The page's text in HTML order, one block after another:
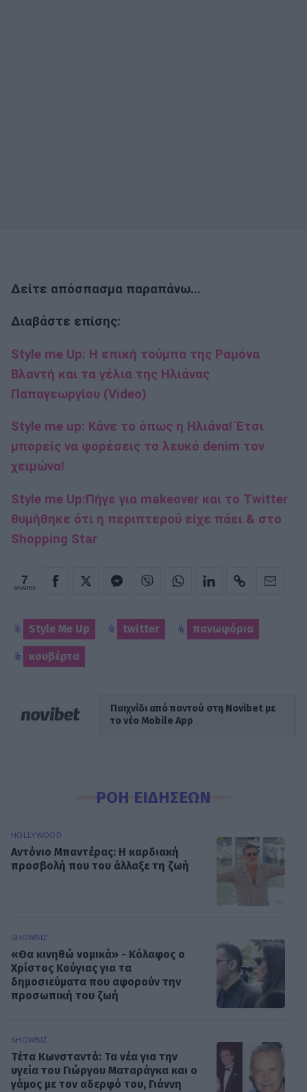
Δείτε απόσπασμα παραπάνω...
Διαβάστε επίσης:
Style me Up: Η επική τούμπα της Ραμόνα
Βλαντή και τα γέλια της Ηλιάνας
Παπαγεωργίου (Video)
Style me up: Κάνε το όπως η Ηλιάνα! Έτσι
μπορείς να φορέσεις το λευκό denim τον
χειμώνα!
Style me Up:Πήγε για makeover και το Twitter
θυμήθηκε ότι η περιπτερού είχε πάει & στο
Shopping Star
7
SHARES
Style Me Up twitter πανωφόρια
κουβέρτα
Παιχνίδι από παντού στη Novibet με
το νέο Mobile App
ΡΟΗ ΕΙΔΗΣΕΩΝ
HOLLYWOOD
Αντόνιο Μπαντέρας: Η καρδιακή
προσβολή που του άλλαξε τη ζωή
SHOWBIZ
«Θα κινηθώ νομικά» - Κόλαφος ο
Χρίστος Κούγιας για τα
δημοσιεύματα που αφορούν την
προσωπική του ζωή
SHOWBIZ
Τέτα Κωνσταντά: Τα νέα για την
υγεία του Γιώργου Ματαράγκα και ο
γάμος με τον αδερφό του, Γιάννη